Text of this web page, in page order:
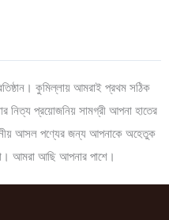
কুমিল্লায় আমরাই প্রথম সঠিক
নিত্য প্রয়োজনিয় সামগ্রী আপনা হাতের
আসল পণ্যের জন্য আপনাকে অহেতুক
আমরা আছি আপনার পাশে।